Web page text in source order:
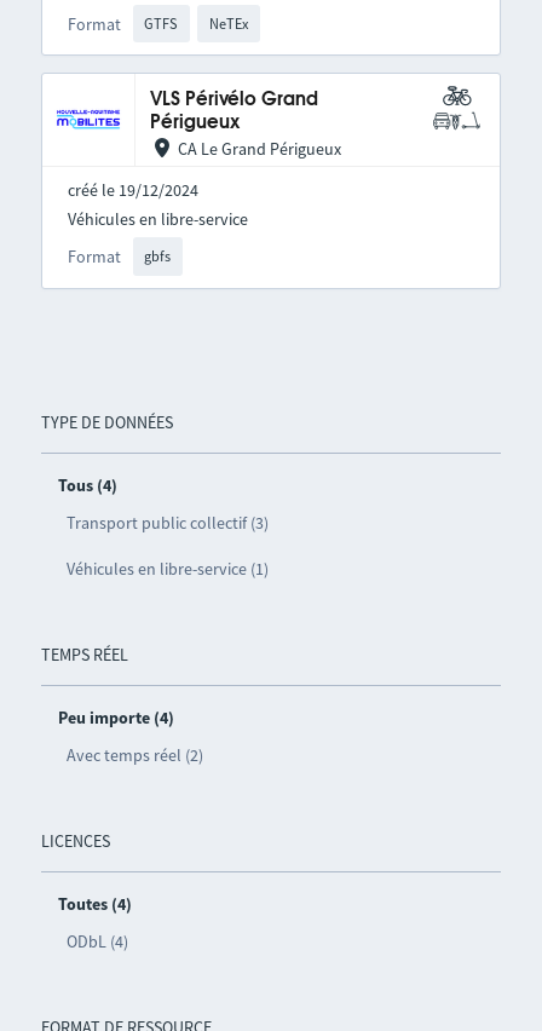
TYPE DE DONNÉES
Tous (4)
Transport public collectif (3)
Véhicules en libre-service (1)
TEMPS RÉEL
Peu importe (4)
Avec temps réel (2)
LICENCES
Toutes (4)
ODbL (4)
Format GTFS NeTEx
VLS Périvélo Grand
Périgueux
CA Le Grand Périgueux
créé le 19/12/2024
Format gbfs
Véhicules en libre-service